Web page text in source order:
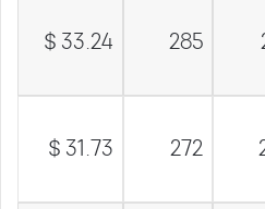
285
33.24 $
272
31.73 $